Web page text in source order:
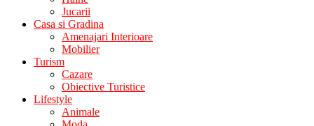
Jucarii
Casa si Gradina
Amenajari Interioare
Mobilier
Turism
Cazare
Obiective Turistice
Lifestyle
Animale